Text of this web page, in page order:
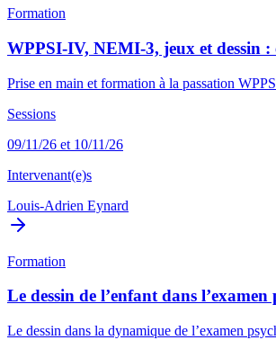
Formation
WPPSI-IV, NEMI-3, jeux et dessin
Prise en main et formation à la passation
Sessions
09/11/26 et 10/11/26
Intervenant(e)s
Louis-Adrien Eynard
Formation
Le dessin de l’enfant dans
Le dessin dans la dynamique de l’examen